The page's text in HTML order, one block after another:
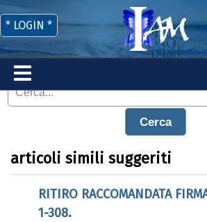
Cerca
* LOGIN *
articoli simili suggeriti
RITIRO RACCOMANDATA
1-308.